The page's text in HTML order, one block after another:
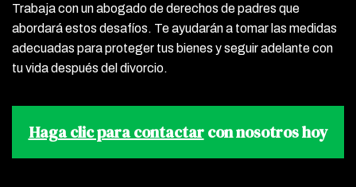
Trabaja con un abogado de derechos de padres que
abordará estos desafíos. Te ayudarán a tomar las medidas
adecuadas para proteger tus bienes y seguir adelante con
tu vida después del divorcio.
Haga clic para contactarcon nosotros hoy